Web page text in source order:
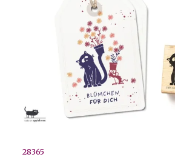
28365